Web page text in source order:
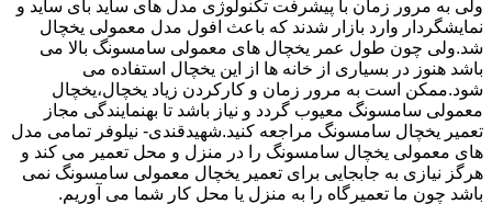
ولی به مرور زمان با پیشرفت تکنولوژی مدل های ساید بای ساید و
نمایشگردار وارد بازار شدند که باعث افول مدل معمولی یخچال
شد.ولی چون طول عمر یخچال های معمولی سامسونگ بالا می
باشد هنوز در بسیاری از خانه ها از این یخچال استفاده می
شود.ممکن است به مرور زمان و کارکردن زیاد یخچال،یخچال
معمولی سامسونگ معیوب گردد و نیاز باشد تا بهنمایندگی مجاز
تعمیر یخچال سامسونگ مراجعه کنید.شهیدقندی- نیلوفر تمامی مدل
های معمولی یخچال سامسونگ را در منزل و محل تعمیر می کند و
هرگز نیازی به جابجایی برای تعمیر یخچال معمولی سامسونگ نمی
باشد چون ما تعمیرگاه را به منزل یا محل کار شما می آوریم.